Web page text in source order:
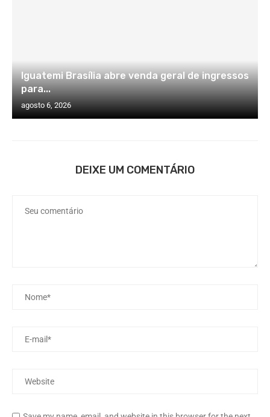
Iguatemi Brasília abre venda geral de ingressos
para...
agosto 6, 2026
DEIXE UM COMENTÁRIO